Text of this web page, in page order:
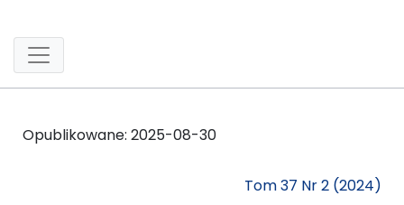
Opublikowane: 2025-08-30
Tom 37 Nr 2 (2024)